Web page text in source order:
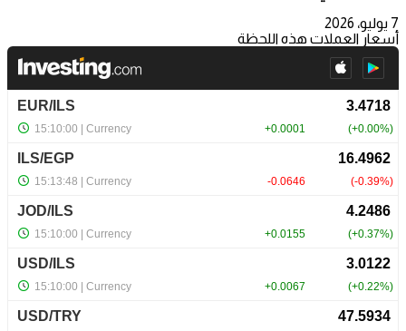
7 يوليو، 2026
أسعار العملات هذه اللحظة